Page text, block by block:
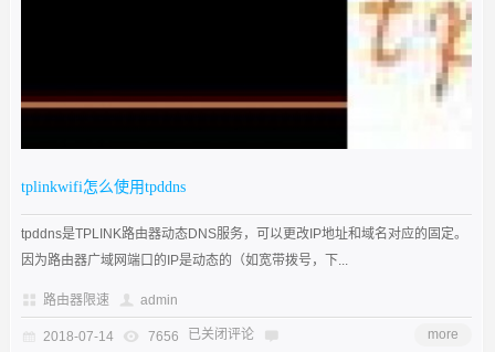
tplinkwifi怎么使用tpddns
tpddns是TPLINK路由器动态DNS服务，可以更改IP地址和域名对应的固定。
因为路由器广域网端口的IP是动态的（如宽带拨号，下...
路由器限速 admin
2018-07-14 7656 已关闭评论 more